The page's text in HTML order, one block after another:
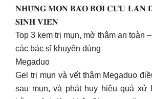
𝐍𝐇𝐔̛̃𝐍𝐆 𝐌𝐎́𝐍 𝐁𝐀̉𝐎 𝐁𝐎̂́𝐈 𝐂𝐔̛́𝐔 𝐋𝐀̀𝐍
𝐒𝐈𝐍𝐇 𝐕𝐈𝐄̂𝐍
Top 3 kem trị mụn, mờ thâm an toàn
các bác sĩ khuyên dùng
Megaduo
Gel trị mụn và vết thâm Megaduo
sau mụn, và phát huy hiệu quả xử